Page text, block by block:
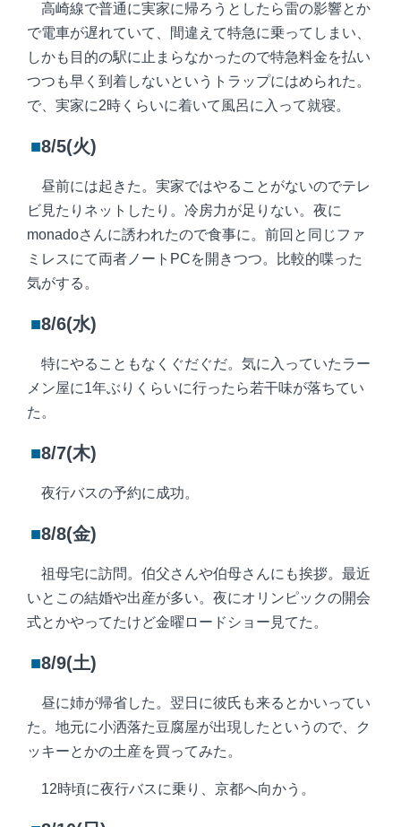
高崎線で普通に実家に帰ろうとしたら雷の影響とか
で電車が遅れていて、間違えて特急に乗ってしまい、
しかも目的の駅に止まらなかったので特急料金を払い
つつも早く到着しないというトラップにはめられた。
で、実家に2時くらいに着いて風呂に入って就寝。
■8/5(火)
昼前には起きた。実家ではやることがないのでテレ
ビ見たりネットしたり。冷房力が足りない。夜に
monadoさんに誘われたので食事に。前回と同じファ
ミレスにて両者ノートPCを開きつつ。比較的喋った
気がする。
■8/6(水)
特にやることもなくぐだぐだ。気に入っていたラー
メン屋に1年ぶりくらいに行ったら若干味が落ちてい
た。
■8/7(木)
夜行バスの予約に成功。
■8/8(金)
祖母宅に訪問。伯父さんや伯母さんにも挨拶。最近
いとこの結婚や出産が多い。夜にオリンピックの開会
式とかやってたけど金曜ロードショー見てた。
■8/9(土)
昼に姉が帰省した。翌日に彼氏も来るとかいってい
た。地元に小洒落た豆腐屋が出現したというので、ク
ッキーとかの土産を買ってみた。
12時頃に夜行バスに乗り、京都へ向かう。